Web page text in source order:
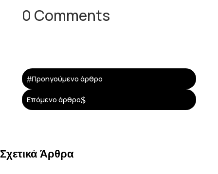
0 Comments
#Προηγούμενο άρθρο
Επόμενο άρθρο$
Σχετικά Άρθρα